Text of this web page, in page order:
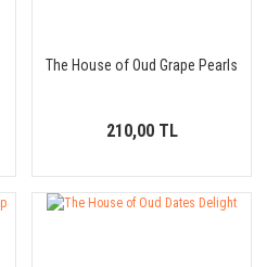
The House of Oud Grape Pearls
210,00 TL